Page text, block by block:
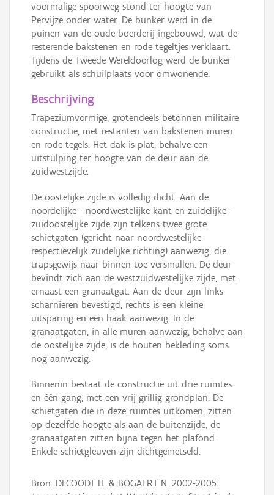
voormalige spoorweg stond ter hoogte van
Pervijze onder water. De bunker werd in de
puinen van de oude boerderij ingebouwd, wat de
resterende bakstenen en rode tegeltjes verklaart.
Tijdens de Tweede Wereldoorlog werd de bunker
gebruikt als schuilplaats voor omwonende.
Beschrijving
Trapeziumvormige, grotendeels betonnen militaire
constructie, met restanten van bakstenen muren
en rode tegels. Het dak is plat, behalve een
uitstulping ter hoogte van de deur aan de
zuidwestzijde.
De oostelijke zijde is volledig dicht. Aan de
noordelijke - noordwestelijke kant en zuidelijke -
zuidoostelijke zijde zijn telkens twee grote
schietgaten (gericht naar noordwestelijke
respectievelijk zuidelijke richting) aanwezig, die
trapsgewijs naar binnen toe versmallen. De deur
bevindt zich aan de westzuidwestelijke zijde, met
ernaast een granaatgat. Aan de deur zijn links
scharnieren bevestigd, rechts is een kleine
uitsparing en een haak aanwezig. In de
granaatgaten, in alle muren aanwezig, behalve aan
de oostelijke zijde, is de houten bekleding soms
nog aanwezig.
Binnenin bestaat de constructie uit drie ruimtes
en één gang, met een vrij grillig grondplan. De
schietgaten die in deze ruimtes uitkomen, zitten
op dezelfde hoogte als aan de buitenzijde, de
granaatgaten zitten bijna tegen het plafond.
Enkele schietgleuven zijn dichtgemetseld.
Bron: DECOODT H. & BOGAERT N. 2002-2005: